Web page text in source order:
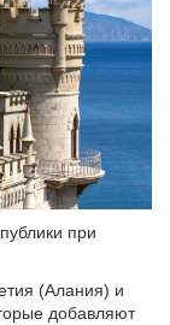
при
(Алания) и
добавляют